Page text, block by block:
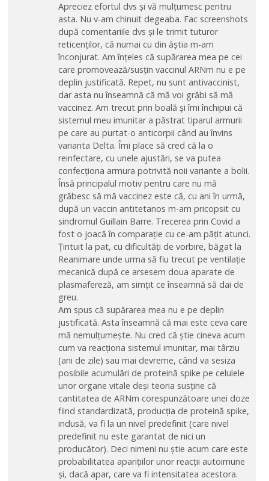
Apreciez efortul dvs și vă mulțumesc pentru
asta. Nu v-am chinuit degeaba. Fac screenshots
după comentariile dvs și le trimit tuturor
reticenților, că numai cu din ăștia m-am
înconjurat. Am înțeles că supărarea mea pe cei
care promovează/susțin vaccinul ARNm nu e pe
deplin justificată. Repet, nu sunt antivaccinist,
dar asta nu înseamnă că mă voi grăbi să mă
vaccinez. Am trecut prin boală și îmi închipui că
sistemul meu imunitar a păstrat tiparul armurii
pe care au purtat-o anticorpii când au învins
varianta Delta. Îmi place să cred că la o
reinfectare, cu unele ajustări, se va putea
confecționa armura potrivită noii variante a bolii.
Însă principalul motiv pentru care nu mă
grăbesc să mă vaccinez este că, cu ani în urmă,
după un vaccin antitetanos m-am pricopsit cu
sindromul Guillain Barre. Trecerea prin Covid a
fost o joacă în comparație cu ce-am pățit atunci.
Țintuit la pat, cu dificultăți de vorbire, băgat la
Reanimare unde urma să fiu trecut pe ventilație
mecanică după ce arsesem doua aparate de
plasmafereză, am simțit ce înseamnă să dai de
greu.
Am spus că supărarea mea nu e pe deplin
justificată. Asta înseamnă că mai este ceva care
mă nemulțumește. Nu cred că știe cineva acum
cum va reacționa sistemul imunitar, mai târziu
(ani de zile) sau mai devreme, când va sesiza
posibile acumulări de proteină spike pe celulele
unor organe vitale deși teoria susține că
cantitatea de ARNm corespunzătoare unei doze
fiind standardizată, producția de proteină spike,
indusă, va fi la un nivel predefinit (care nivel
predefinit nu este garantat de nici un
producător). Deci nimeni nu știe acum care este
probabilitatea aparițiilor unor reacții autoimune
și, dacă apar, care va fi intensitatea acestora.